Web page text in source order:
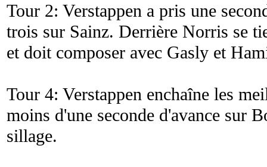
Tour 2: Verstappen a pris une
trois sur Sainz. Derrière Norris se
et doit composer avec Gasly et
Tour 4: Verstappen enchaîne les
moins d'une seconde d'avance sur
sillage.